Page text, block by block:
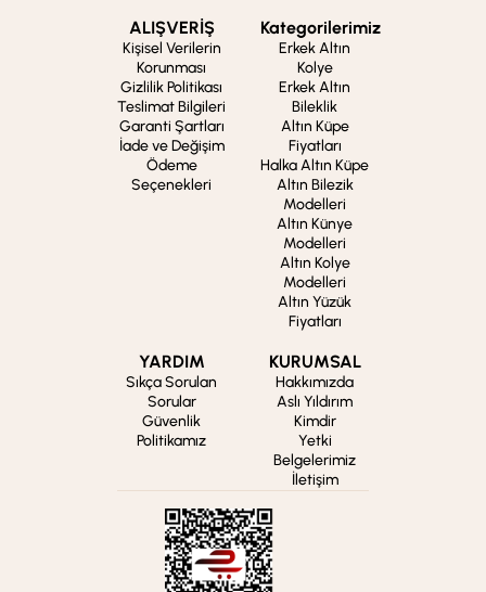
ALIŞVERİŞ
Kişisel Verilerin
Korunması
Gizlilik Politikası
Teslimat Bilgileri
Garanti Şartları
İade ve Değişim
Ödeme
Seçenekleri
Kategorilerimiz
Erkek Altın
Kolye
Erkek Altın
Bileklik
Altın Küpe
Fiyatları
Halka Altın Küpe
Altın Bilezik
Modelleri
Altın Künye
Modelleri
Altın Kolye
Modelleri
Altın Yüzük
Fiyatları
YARDIM
Sıkça Sorulan
Sorular
Güvenlik
Politikamız
KURUMSAL
Hakkımızda
Aslı Yıldırım
Kimdir
Yetki
Belgelerimiz
İletişim